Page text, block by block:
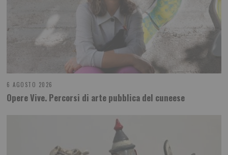
6 AGOSTO 2026
Opere Vive. Percorsi di arte pubblica del cuneese